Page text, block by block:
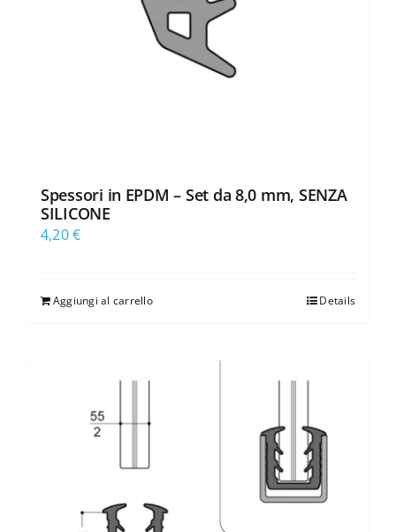
Spessori in EPDM – Set da 8,0 mm, SENZA
SILICONE
4,20€
Aggiungi al carrello Details